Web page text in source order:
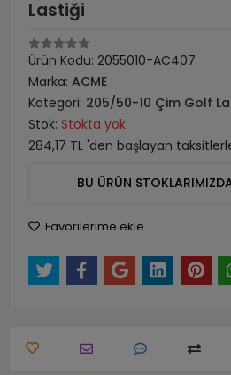
Lastiği
Ürün Kodu: 2055010-AC407
Marka: ACME
Kategori: 205/50-10 Çim Golf
Stok: Stokta yok
284,17 TL 'den başlayan
BU ÜRÜN
Favorilerime ekle